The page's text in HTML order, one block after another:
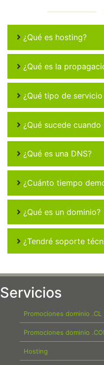
¿Qué es hosting?
¿Qué es la
¿Qué tipo de
¿Qué sucede
¿Qué es una DNS?
¿Cuánto tiempo
¿Qué es un dominio?
¿Tendré soporte
Servicios
Promociones dominio .CL
Promociones dominio
Hosting